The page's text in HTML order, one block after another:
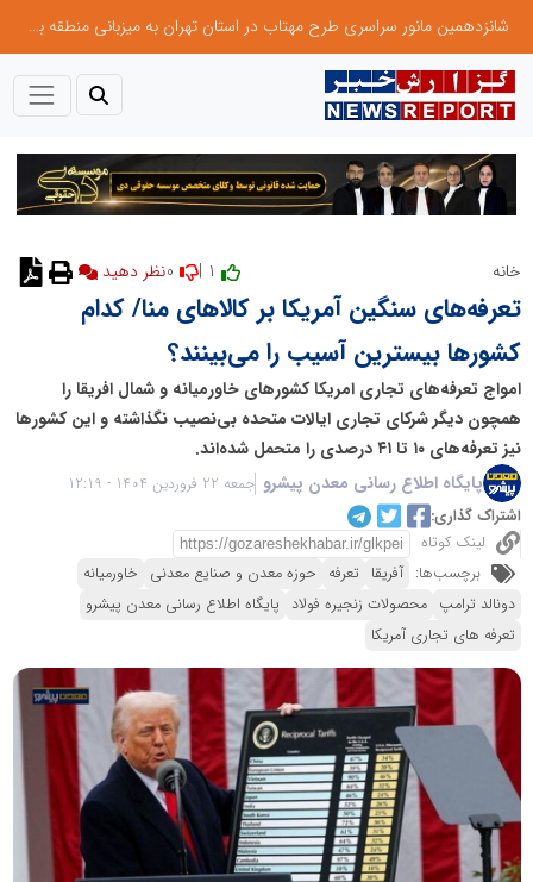
شانزدهمین مانور سراسری طرح مهتاب در استان تهران به میزبانی منطقه برق لواسان
خانه نظر دهید
تعرفه‌های سنگین آمریکا بر کالاهای منا/ کدام
کشورها بیسترین آسیب را می‌بینند؟
امواج تعرفه‌های تجاری امریکا کشورهای خاورمیانه و شمال افریقا را
همچون دیگر شرکای تجاری ایالات متحده بی‌نصیب نگذاشته و این کشورها
نیز تعرفه‌های ۱۰ تا ۴۱ درصدی را متحمل شده‌اند.
پایگاه اطلاع رسانی معدن پیشرو جمعه 22 فروردین 1404 - 12:19
اشتراک گذاری:
لینک کوتاه
برچسب‌ها: آفریقا تعرفه حوزه معدن و صنایع معدنی خاورمیانه
دونالد ترامپ محصولات زنجیره فولاد پایگاه اطلاع رسانی معدن پیشرو
تعرفه های تجاری آمریکا